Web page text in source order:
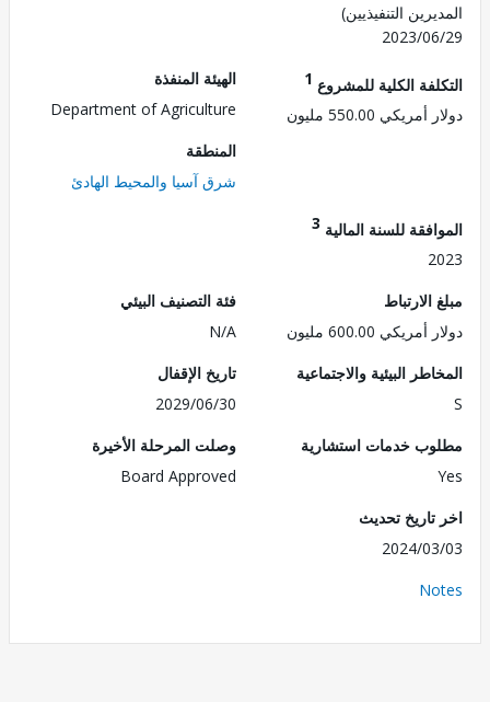
التنفيذيين)
2023/
الكلية للمشروع1
550.00 مليون
الهيئة المنفذة
Department of Agriculture
شرق آسيا والمحيط الهادئ
للسنة المالية3
600.00 مليون
فئة التصنيف البيئي
N/A
البيئية والاجتماعية
تاريخ الإقفال
2029/06/30
خدمات استشارية
وصلت المرحلة الأخيرة
Board Approved
تحديث
2024/